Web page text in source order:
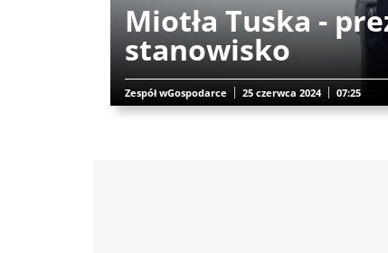
Miotła Tuska -
stanowisko
Zespół wGospodarce 25 czerwca 2024 07:25